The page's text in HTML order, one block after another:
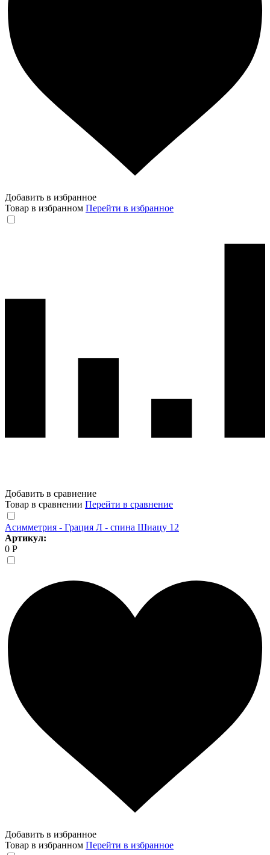
Добавить в избранное
Товар в избранном Перейти в избранное
Добавить в сравнение
Товар в сравнении Перейти в сравнение
Асимметрия - Грация Л - спина Шиацу 12
Артикул:
0 Р
Добавить в избранное
Товар в избранном Перейти в избранное